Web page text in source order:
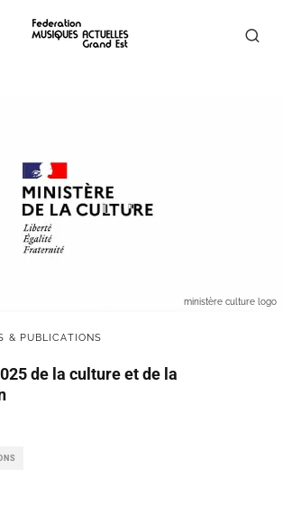
ministère culture logo
& PUBLICATIONS
de la culture et de la